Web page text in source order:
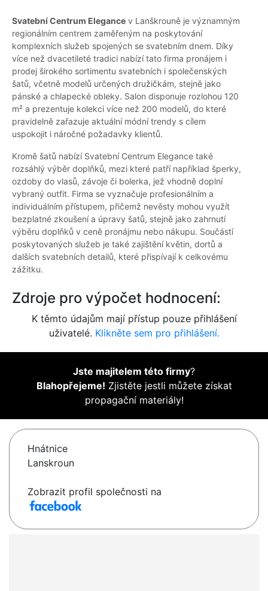
Svatební Centrum Elegance v Lanškrouně je významným
regionálním centrem zaměřeným na poskytování
komplexních služeb spojených se svatebním dnem. Díky
více než dvacetileté tradici nabízí tato firma pronájem i
prodej širokého sortimentu svatebních i společenských
šatů, včetně modelů určených družičkám, stejně jako
pánské a chlapecké obleky. Salon disponuje rozlohou 120
m² a prezentuje kolekci více než 200 modelů, do které
pravidelně zařazuje aktuální módní trendy s cílem
uspokojit i náročné požadavky klientů.
Kromě šatů nabízí Svatební Centrum Elegance také
rozsáhlý výběr doplňků, mezi které patří například šperky,
ozdoby do vlasů, závoje či bolerka, jež vhodně doplní
vybraný outfit. Firma se vyznačuje profesionálním a
individuálním přístupem, přičemž nevěsty mohou využít
bezplatné zkoušení a úpravy šatů, stejně jako zahrnutí
výběru doplňků v ceně pronájmu nebo nákupu. Součástí
poskytovaných služeb je také zajištění květin, dortů a
dalších svatebních detailů, které přispívají k celkovému
zážitku.
Zdroje pro výpočet hodnocení:
K těmto údajům mají přístup pouze přihlášení
uživatelé. Klikněte sem pro přihlášení.
Jste majitelem této firmy?
Blahopřejeme! Zjistěte jestli můžete získat
propagační materiály!
Hnátnice
Lanskroun
Zobrazit profil společnosti na